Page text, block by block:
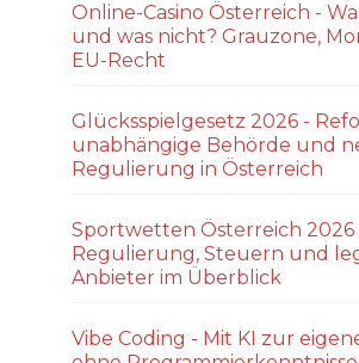
Online-Casino Österreich -
und was nicht? Grauzone,
EU-Recht
Glücksspielgesetz 2026 -
unabhängige Behörde und
Regulierung in Österreich
Sportwetten Österreich 2026
Regulierung, Steuern und
Anbieter im Überblick
Vibe Coding - Mit KI zur